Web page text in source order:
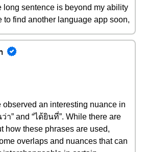
long sentence is beyond my ability
to find another language app soon,
observed an interesting nuance in
า” and “ได้ยินที่”. While there are
how these phrases are used,
overlaps and nuances that can